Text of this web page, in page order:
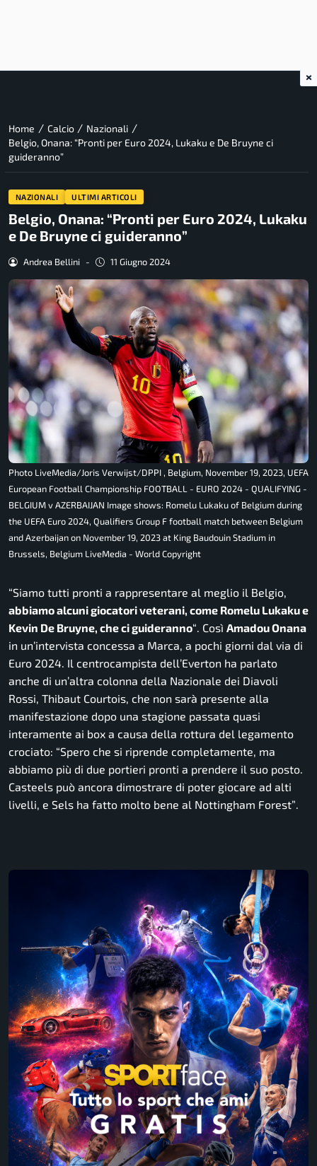
Home / Calcio / Nazionali /
Belgio, Onana: “Pronti per Euro 2024, Lukaku e De Bruyne ci
guideranno”
NAZIONALI ULTIMI ARTICOLI
Belgio, Onana: “Pronti per Euro 2024, Lukaku
e De Bruyne ci guideranno”
Andrea Bellini - 11 Giugno 2024
Photo LiveMedia/Joris Verwijst/DPPI , Belgium, November 19, 2023, UEFA
European Football Championship FOOTBALL - EURO 2024 - QUALIFYING -
BELGIUM v AZERBAIJAN Image shows: Romelu Lukaku of Belgium during
the UEFA Euro 2024, Qualifiers Group F football match between Belgium
and Azerbaijan on November 19, 2023 at King Baudouin Stadium in
Brussels, Belgium LiveMedia - World Copyright
“Siamo tutti pronti a rappresentare al meglio il Belgio,
abbiamo alcuni giocatori veterani, come Romelu Lukaku e
Kevin De Bruyne, che ci guideranno“. Così Amadou Onana
in un’intervista concessa a Marca, a pochi giorni dal via di
Euro 2024. Il centrocampista dell’Everton ha parlato
anche di un’altra colonna della Nazionale dei Diavoli
Rossi, Thibaut Courtois, che non sarà presente alla
manifestazione dopo una stagione passata quasi
interamente ai box a causa della rottura del legamento
crociato: “Spero che si riprende completamente, ma
abbiamo più di due portieri pronti a prendere il suo posto.
Casteels può ancora dimostrare di poter giocare ad alti
livelli, e Sels ha fatto molto bene al Nottingham Forest”.
×